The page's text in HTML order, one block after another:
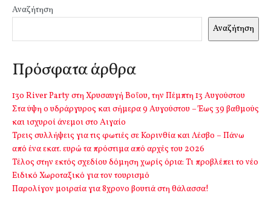
Αναζήτηση
Αναζήτηση
Πρόσφατα άρθρα
13o River Party στη Χρυσαυγή Βοΐου, την Πέμπτη 13 Αυγούστου
Στα ύψη ο υδράργυρος και σήμερα 9 Αυγούστου – Έως 39 βαθμούς
και ισχυροί άνεμοι στο Αιγαίο
Τρεις συλλήψεις για τις φωτιές σε Κορινθία και Λέσβο – Πάνω
από ένα εκατ. ευρώ τα πρόστιμα από αρχές του 2026
Τέλος στην εκτός σχεδίου δόμηση χωρίς όρια: Τι προβλέπει το νέο
Ειδικό Χωροταξικό για τον τουρισμό
Παρολίγον μοιραία για 8χρονο βουτιά στη θάλασσα!